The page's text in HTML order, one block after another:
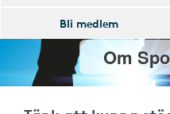
Bli medlem
Om